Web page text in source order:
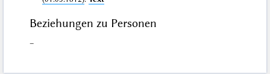
Beziehungen zu Personen
–